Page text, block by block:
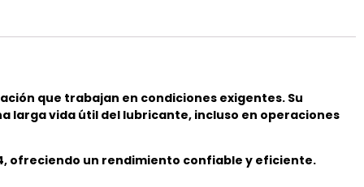
que trabajan en condiciones exigentes. Su
larga vida útil del lubricante, incluso en operaciones
ofreciendo un rendimiento confiable y eficiente.